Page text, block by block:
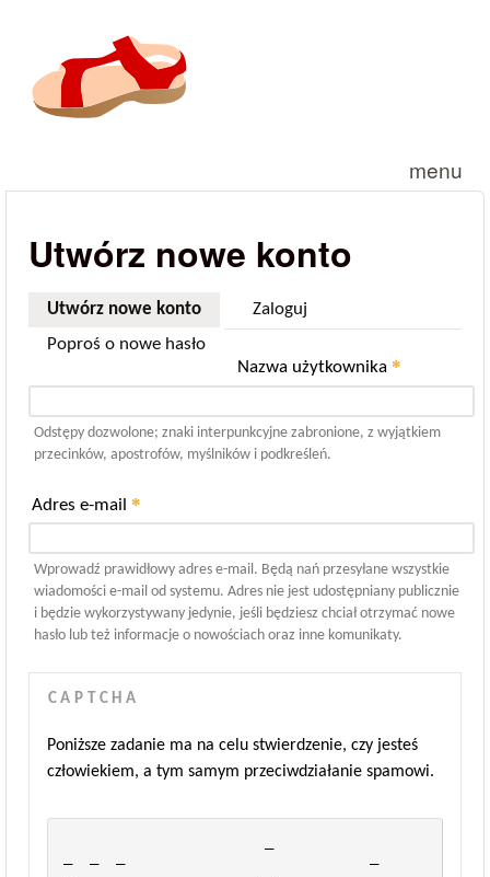
menu
Utwórz nowe konto
Utwórz nowe konto (aktywna karta)
Zaloguj
Poproś o nowe hasło
Nazwa użytkownika*
Odstępy dozwolone; znaki interpunkcyjne zabronione, z wyjątkiem
przecinków, apostrofów, myślników i podkreśleń.
Adres e-mail *
Wprowadź prawidłowy adres e-mail. Będą nań przesyłane wszystkie
wiadomości e-mail od systemu. Adres nie jest udostępniany publicznie
i będzie wykorzystywany jedynie, jeśli będziesz chciał otrzymać nowe
hasło lub też informacje o nowościach oraz inne komunikaty.
CAPTCHA
Poniższe zadanie ma na celu stwierdzenie, czy jesteś
człowiekiem, a tym samym przeciwdziałanie spamowi.